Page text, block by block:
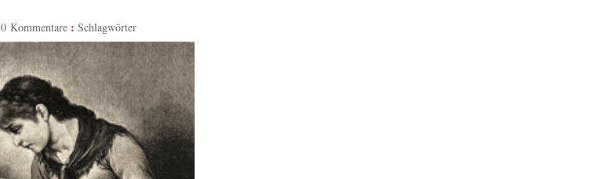
0 Kommentare Schlagwörter